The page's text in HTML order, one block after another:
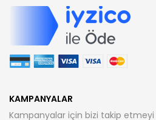
KAMPANYALAR
Kampanyalar için bizi takip etmeyi